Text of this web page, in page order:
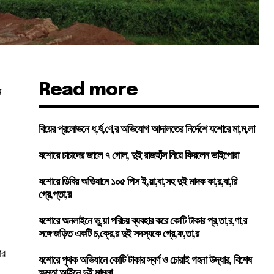
Read more
বিয়ের প্রলোভনে ধ,র্ষ,ণে,র অভিযোগ আদালতের নির্দেশে যশোরে মা,ম,লা
যশোরে চাচাদের জালে ৭ গোল, দুই রাজহাঁস নিয়ে ফিরলেন ভাইপোরা
যশোরে ডিবির অভিযানে ১০৫ পিস ই,য়া,বা,সহ দুই মাদক কা,র,বা,রি
গ্রে,প্তা,র
যশোরে অনলাইনে ভু,য়া পরিচয় ব্যবহার করে কোটি টাকার প্র,তা,র,ণা,র
সঙ্গে জড়িত একটি চ,ক্রে,র দুই সদস্যকে গ্রে,ফ,তা,র
যশোরে পৃথক অভিযানে কোটি টাকার স্বর্ণ ও চোরাই গহনা উদ্ধার, বিশেষ